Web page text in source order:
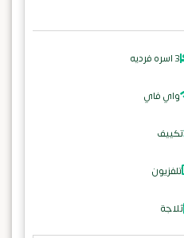
3 اسره فرديه
واي فاي
تكييف
تلفزيون
ثلاجة